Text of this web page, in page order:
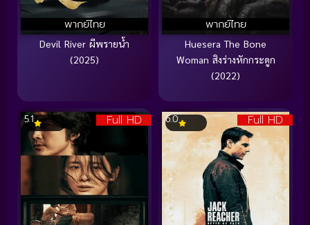
พากย์ไทย
Devil River ผีพรายน้ำ
(2025)
พากย์ไทย
Huesera The Bone
Woman สิงร่างหักกระดูก
(2022)
Full HD
5.1 Full HD
6.0